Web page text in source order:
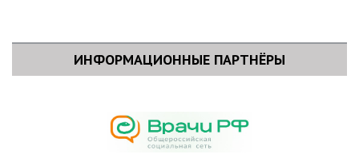
ИНФОРМАЦИОННЫЕ ПАРТНЁРЫ